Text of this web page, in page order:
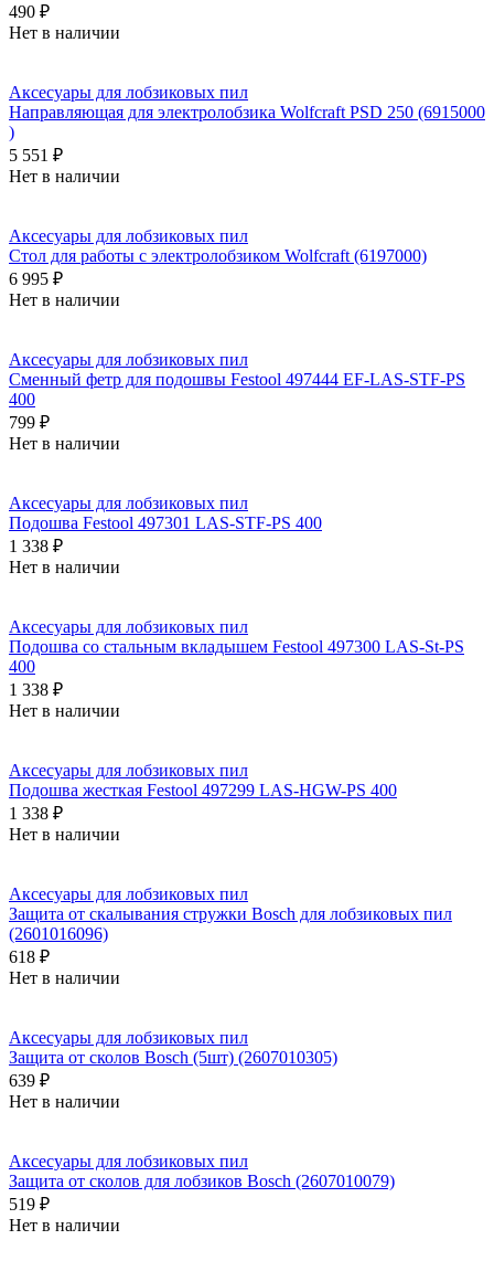
490 ₽
Нет в наличии
Аксесуары для лобзиковых пил
Направляющая для электролобзика Wolfcraft PSD 250 (6915000
)
5 551 ₽
Нет в наличии
Аксесуары для лобзиковых пил
Стол для работы с электролобзиком Wolfcraft (6197000)
6 995 ₽
Нет в наличии
Аксесуары для лобзиковых пил
Сменный фетр для подошвы Festool 497444 EF-LAS-STF-PS
400
799 ₽
Нет в наличии
Аксесуары для лобзиковых пил
Подошва Festool 497301 LAS-STF-PS 400
1 338 ₽
Нет в наличии
Аксесуары для лобзиковых пил
Подошва со стальным вкладышем Festool 497300 LAS-St-PS
400
1 338 ₽
Нет в наличии
Аксесуары для лобзиковых пил
Подошва жесткая Festool 497299 LAS-HGW-PS 400
1 338 ₽
Нет в наличии
Аксесуары для лобзиковых пил
Защита от скалывания стружки Bosch для лобзиковых пил
(2601016096)
618 ₽
Нет в наличии
Аксесуары для лобзиковых пил
Защита от сколов Bosch (5шт) (2607010305)
639 ₽
Нет в наличии
Аксесуары для лобзиковых пил
Защита от сколов для лобзиков Bosch (2607010079)
519 ₽
Нет в наличии